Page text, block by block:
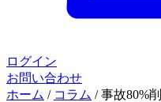
ログイン
お問い合わせ
ホーム / コラム / 事故80%